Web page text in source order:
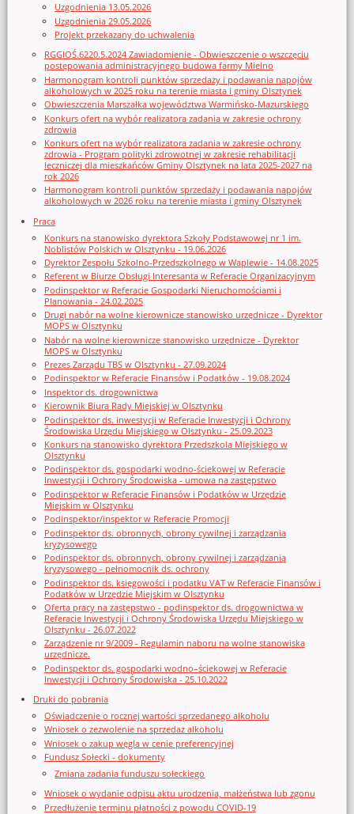
Uzgodnienia 13.05.2026
Uzgodnienia 29.05.2026
Projekt przekazany do uchwalenia
RGGIOŚ.6220.5.2024 Zawiadomienie - Obwieszczenie o wszczęciu
postępowania administracyjnego budowa farmy Mielno
Harmonogram kontroli punktów sprzedaży i podawania napojów
alkoholowych w 2025 roku na terenie miasta i gminy Olsztynek
Obwieszczenia Marszałka województwa Warmińsko-Mazurskiego
Konkurs ofert na wybór realizatora zadania w zakresie ochrony
zdrowia
Konkurs ofert na wybór realizatora zadania w zakresie ochrony
zdrowia - Program polityki zdrowotnej w zakresie rehabilitacji
leczniczej dla mieszkańców Gminy Olsztynek na lata 2025-2027 na
rok 2026
Harmonogram kontroli punktów sprzedaży i podawania napojów
alkoholowych w 2026 roku na terenie miasta i gminy Olsztynek
Praca
Konkurs na stanowisko dyrektora Szkoły Podstawowej nr 1 im.
Noblistów Polskich w Olsztynku - 19.06.2026
Dyrektor Zespołu Szkolno-Przedszkolnego w Waplewie - 14.08.2025
Referent w Biurze Obsługi Interesanta w Referacie Organizacyjnym
Podinspektor w Referacie Gospodarki Nieruchomościami i
Planowania - 24.02.2025
Drugi nabór na wolne kierownicze stanowisko urzędnicze - Dyrektor
MOPS w Olsztynku
Nabór na wolne kierownicze stanowisko urzędnicze - Dyrektor
MOPS w Olsztynku
Prezes Zarządu TBS w Olsztynku - 27.09.2024
Podinspektor w Referacie Finansów i Podatków - 19.08.2024
Inspektor ds. drogownictwa
Kierownik Biura Rady Miejskiej w Olsztynku
Podinspektor ds. inwestycji w Referacie Inwestycji i Ochrony
Środowiska Urzędu Miejskiego w Olsztynku - 25.09.2023
Konkurs na stanowisko dyrektora Przedszkola Miejskiego w
Olsztynku
Podinspektor ds. gospodarki wodno-ściekowej w Referacie
Inwestycji i Ochrony Środowiska - umowa na zastępstwo
Podinspektor w Referacie Finansów i Podatków w Urzędzie
Miejskim w Olsztynku
Podinspektor/inspektor w Referacie Promocji
Podinspektor ds. obronnych, obrony cywilnej i zarządzania
kryzysowego
Podinspektor ds. obronnych, obrony cywilnej i zarządzania
kryzysowego - pełnomocnik ds. ochrony
Podinspektor ds. księgowości i podatku VAT w Referacie Finansów i
Podatków w Urzędzie Miejskim w Olsztynku
Oferta pracy na zastępstwo - podinspektor ds. drogownictwa w
Referacie Inwestycji i Ochrony Środowiska Urzędu Miejskiego w
Olsztynku - 26.07.2022
Zarządzenie nr 9/2009 - Regulamin naboru na wolne stanowiska
urzędnicze.
Podinspektor ds. gospodarki wodno–ściekowej w Referacie
Inwestycji i Ochrony Środowiska - 25.10.2022
Druki do pobrania
Oświadczenie o rocznej wartości sprzedanego alkoholu
Wniosek o zezwolenie na sprzedaz alkoholu
Wniosek o zakup węgla w cenie preferencyjnej
Fundusz Sołecki - dokumenty
Zmiana zadania funduszu sołeckiego
Wniosek o wydanie odpisu aktu urodzenia, małżeństwa lub zgonu
Przedłużenie terminu płatności z powodu COVID-19